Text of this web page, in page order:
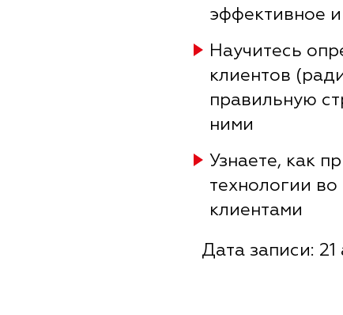
эффективное
Научитесь
клиентов
правильную
ними
Узнаете, как
технологии
клиентами
Дата записи: 21